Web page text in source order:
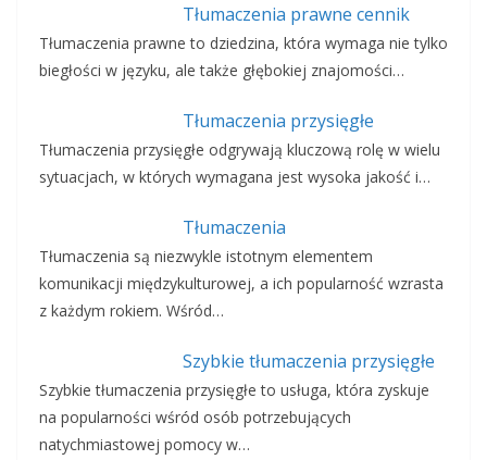
Tłumaczenia prawne cennik
Tłumaczenia prawne to dziedzina, która wymaga nie tylko
biegłości w języku, ale także głębokiej znajomości…
Tłumaczenia przysięgłe
Tłumaczenia przysięgłe odgrywają kluczową rolę w wielu
sytuacjach, w których wymagana jest wysoka jakość i…
Tłumaczenia
Tłumaczenia są niezwykle istotnym elementem
komunikacji międzykulturowej, a ich popularność wzrasta
z każdym rokiem. Wśród…
Szybkie tłumaczenia przysięgłe
Szybkie tłumaczenia przysięgłe to usługa, która zyskuje
na popularności wśród osób potrzebujących
natychmiastowej pomocy w…